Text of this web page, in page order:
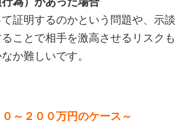
証明するのかという問題や、示談
ことで相手を激高させるリスクも
か難しいです。
～２００万円のケース～